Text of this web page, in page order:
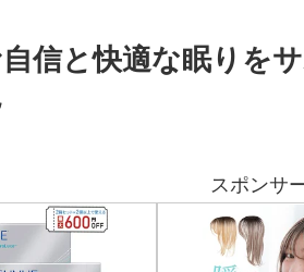
信と快適な眠りを
スポンサ